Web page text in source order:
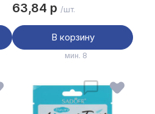
Sadoer 1 пара, 35гр
63,84 р /шт.
В корзину
мин. 8